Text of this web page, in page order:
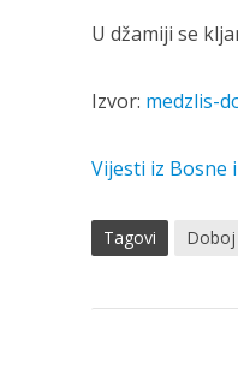
U džamiji se
Izvor: medzlis-
Vijesti iz Bosne
Tagovi Doboj